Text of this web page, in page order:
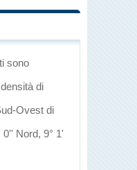
sono
di
Ovest di
Nord, 9° 1'